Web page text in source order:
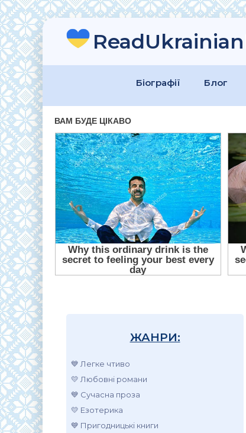
ReadUkrainian
Біографії Блог
ЖАНРИ:
💙 Легке чтиво
💛 Любовні романи
💙 Сучасна проза
💛 Езотерика
💙 Пригодницькі книги